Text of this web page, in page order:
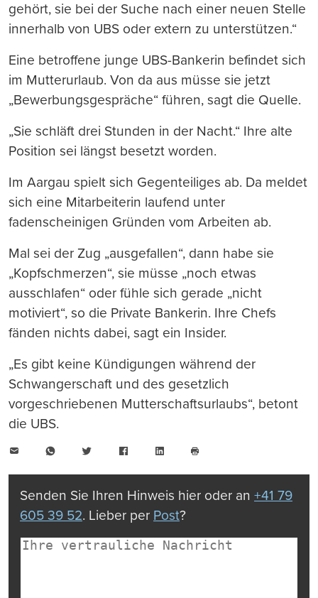
gehört, sie bei der Suche nach einer neuen Stelle
innerhalb von UBS oder extern zu unterstützen.“
Eine betroffene junge UBS-Bankerin befindet sich
im Mutterurlaub. Von da aus müsse sie jetzt
„Bewerbungsgespräche“ führen, sagt die Quelle.
„Sie schläft drei Stunden in der Nacht.“ Ihre alte
Position sei längst besetzt worden.
Im Aargau spielt sich Gegenteiliges ab. Da meldet
sich eine Mitarbeiterin laufend unter
fadenscheinigen Gründen vom Arbeiten ab.
Mal sei der Zug „ausgefallen“, dann habe sie
„Kopfschmerzen“, sie müsse „noch etwas
ausschlafen“ oder fühle sich gerade „nicht
motiviert“, so die Private Bankerin. Ihre Chefs
fänden nichts dabei, sagt ein Insider.
„Es gibt keine Kündigungen während der
Schwangerschaft und des gesetzlich
vorgeschriebenen Mutterschaftsurlaubs“, betont
die UBS.
WhatsAppTwitter FacebookLinkedIn
drucken
Senden Sie Ihren Hinweis hier oder an +41 79
605 39 52. Lieber per Post?